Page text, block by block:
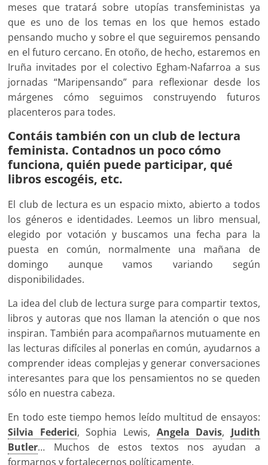
meses que tratará sobre utopías transfeministas ya
que es uno de los temas en los que hemos estado
pensando mucho y sobre el que seguiremos pensando
en el futuro cercano. En otoño, de hecho, estaremos en
Iruña invitades por el colectivo Egham-Nafarroa a sus
jornadas “Maripensando” para reflexionar desde los
márgenes cómo seguimos construyendo futuros
placenteros para todes.
Contáis también con un club de lectura
feminista. Contadnos un poco cómo
funciona, quién puede participar, qué
libros escogéis, etc.
El club de lectura es un espacio mixto, abierto a todos
los géneros e identidades. Leemos un libro mensual,
elegido por votación y buscamos una fecha para la
puesta en común, normalmente una mañana de
domingo aunque vamos variando según
disponibilidades.
La idea del club de lectura surge para compartir textos,
libros y autoras que nos llaman la atención o que nos
inspiran. También para acompañarnos mutuamente en
las lecturas difíciles al ponerlas en común, ayudarnos a
comprender ideas complejas y generar conversaciones
interesantes para que los pensamientos no se queden
sólo en nuestra cabeza.
En todo este tiempo hemos leído multitud de ensayos:
Silvia Federici, Sophia Lewis, Angela Davis, Judith
Butler… Muchos de estos textos nos ayudan a
formarnos y fortalecernos políticamente.